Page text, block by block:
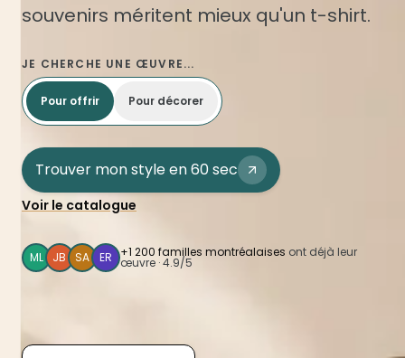
souvenirs méritent mieux qu'un t-shirt.
JE CHERCHE UNE ŒUVRE...
Pour offrir Pour décorer
Trouver mon style en 60 sec
Voir le catalogue
ML JB SA ER +1 200 familles montréalaises ont déjà leur
œuvre · 4.9/5